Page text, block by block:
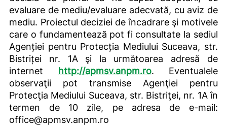
evaluare de mediu/evaluare adecvată, cu aviz de
mediu. Proiectul deciziei de încadrare şi motivele
care o fundamentează pot fi consultate la sediul
Agenției pentru Protecția Mediului Suceava, str.
Bistriței nr. 1A şi la următoarea adresă de
internet http://apmsv.anpm.ro. Eventualele
observaţii pot transmise Agenţiei pentru
Protecţia Mediului Suceava, str. Bistriţei, nr. 1A în
termen de 10 zile, pe adresa de e-mail:
office@apmsv.anpm.ro